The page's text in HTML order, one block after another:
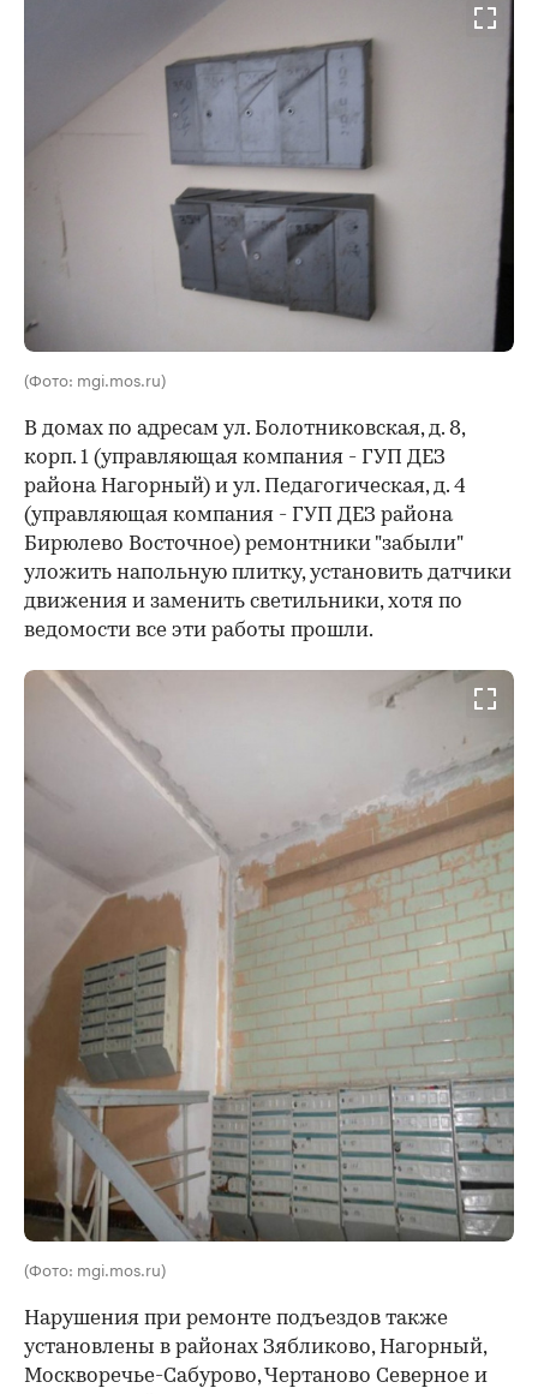
(Фото: mgi.mos.ru)
В домах по адресам ул. Болотниковская, д. 8,
корп. 1 (управляющая компания - ГУП ДЕЗ
района Нагорный) и ул. Педагогическая, д. 4
(управляющая компания - ГУП ДЕЗ района
Бирюлево Восточное) ремонтники "забыли"
уложить напольную плитку, установить датчики
движения и заменить светильники, хотя по
ведомости все эти работы прошли.
(Фото: mgi.mos.ru)
Нарушения при ремонте подъездов также
установлены в районах Зябликово, Нагорный,
Москворечье-Сабурово, Чертаново Северное и